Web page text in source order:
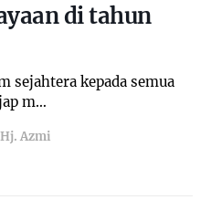
di tahun
sejahtera kepada semua
m…
Azmi